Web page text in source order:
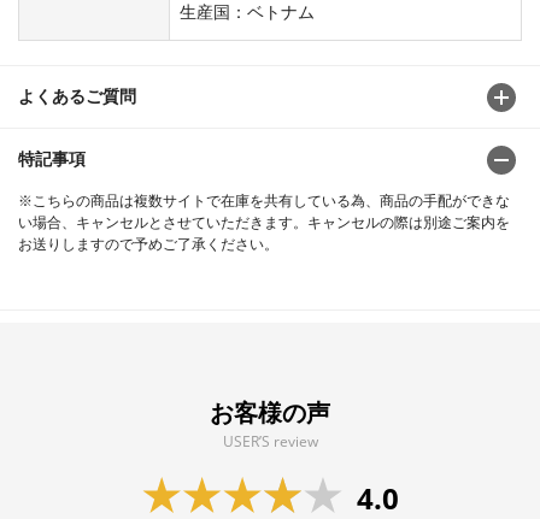
生産国：ベトナム
よくあるご質問
特記事項
※こちらの商品は複数サイトで在庫を共有している為、商品の手配ができな
い場合、キャンセルとさせていただきます。キャンセルの際は別途ご案内を
お送りしますので予めご了承ください。
お客様の声
USER’S review
4.0